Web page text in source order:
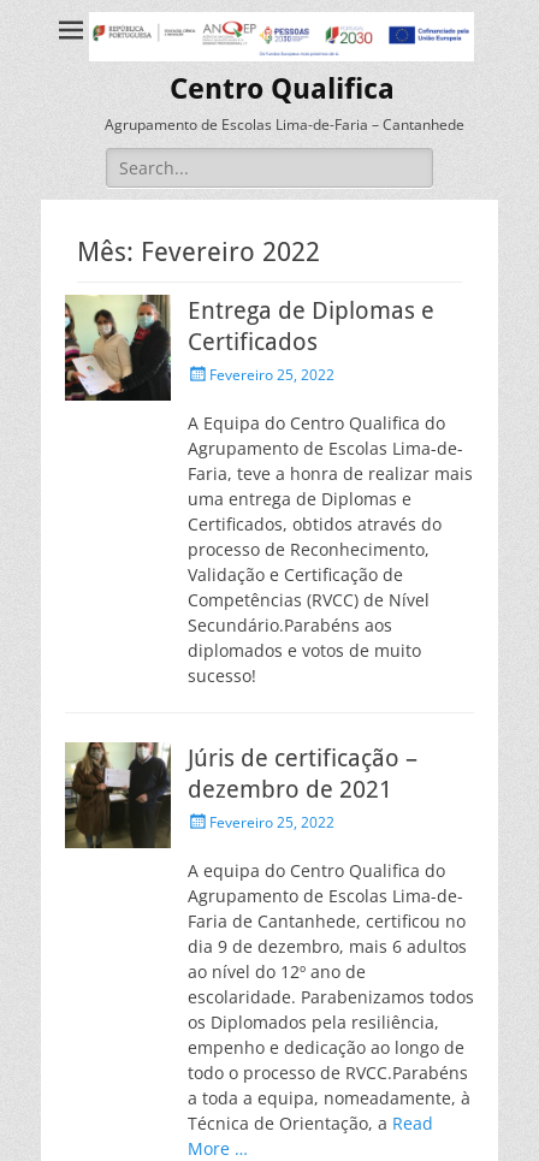
Centro Qualifica
Agrupamento de Escolas Lima-de-Faria – Cantanhede
Search
for:
Mês: Fevereiro 2022
Entrega de Diplomas e
Certificados
PostedFevereiro 25, 2022
A Equipa do Centro Qualifica do
Agrupamento de Escolas Lima-de-
Faria, teve a honra de realizar mais
uma entrega de Diplomas e
Certificados, obtidos através do
processo de Reconhecimento,
Validação e Certificação de
Competências (RVCC) de Nível
Secundário.Parabéns aos
diplomados e votos de muito
sucesso!
Júris de certificação –
dezembro de 2021
PostedFevereiro 25, 2022
A equipa do Centro Qualifica do
Agrupamento de Escolas Lima-de-
Faria de Cantanhede, certificou no
dia 9 de dezembro, mais 6 adultos
ao nível do 12º ano de
escolaridade. Parabenizamos todos
os Diplomados pela resiliência,
empenho e dedicação ao longo de
todo o processo de RVCC.Parabéns
a toda a equipa, nomeadamente, à
Técnica de Orientação, a Read
More …